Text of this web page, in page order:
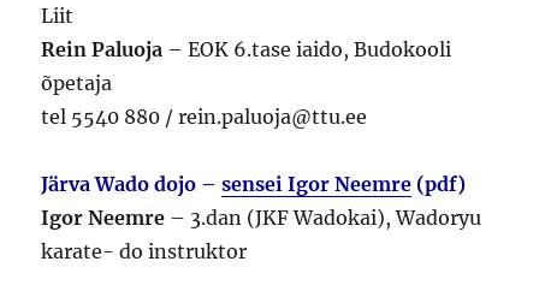
Liit
Rein Paluoja – EOK 6.tase iaido, Budokooli
õpetaja
tel 5540 880 / rein.paluoja@ttu.ee
Järva Wado dojo –sensei Igor Neemre (pdf)
Igor Neemre – 3.dan (JKF Wadokai), Wadoryu
karate- do instruktor